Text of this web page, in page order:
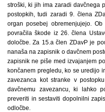
stroški, ki jih ima zaradi davčnega
postopkih, tudi zaradi 9. člena
organ posebej obremenjujejo.
povračila škode iz 26. člena
določbe. Za 15.a člen ZDavP je
nanaša na zapisnik o davčnem
zapisnik ne piše med izvajanjem
končanem pregledu, ko se uredijo
zavezanca kot stranke v
davčnemu zavezancu, ki lahko
preveriti in sestaviti dopolnilni
odločbe.